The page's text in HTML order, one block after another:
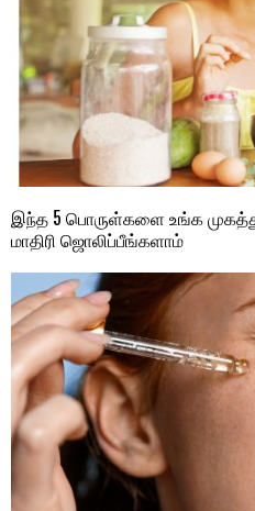
இந்த 5 பொருள்களை உங்க
மாதிரி ஜொலிப்பீங்களாம்